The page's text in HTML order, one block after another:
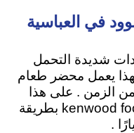
في العباسية
شديدة التحمل
يعمل محضر طعام
الزمن . على هذا
النحو ، يتم تصنيع kenwood food processor بطريقة
.